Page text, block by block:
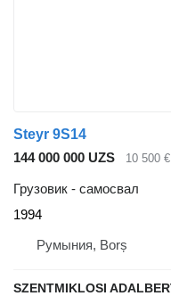
Steyr 9S14
144 000 000 UZS
10 500 €
Грузовик - самосвал
1994
Румыния, Borș